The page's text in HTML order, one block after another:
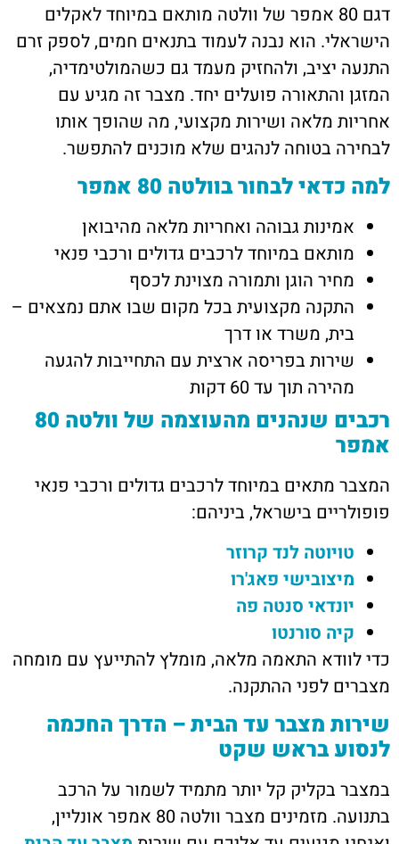
דגם 80 אמפר של וולטה מותאם במיוחד לאקלים
הישראלי. הוא נבנה לעמוד בתנאים חמים, לספק זרם
התנעה יציב, ולהחזיק מעמד גם כשהמולטימדיה,
המזגן והתאורה פועלים יחד. מצבר זה מגיע עם
אחריות מלאה ושירות מקצועי, מה שהופך אותו
לבחירה בטוחה לנהגים שלא מוכנים להתפשר.
למה כדאי לבחור בוולטה 80 אמפר
אמינות גבוהה ואחריות מלאה מהיבואן
מותאם במיוחד לרכבים גדולים ורכבי פנאי
מחיר הוגן ותמורה מצוינת לכסף
התקנה מקצועית בכל מקום שבו אתם נמצאים –
בית, משרד או דרך
שירות בפריסה ארצית עם התחייבות להגעה
מהירה תוך עד 60 דקות
רכבים שנהנים מהעוצמה של וולטה 80
אמפר
המצבר מתאים במיוחד לרכבים גדולים ורכבי פנאי
פופולריים בישראל, ביניהם:
טויוטה לנד קרוזר
מיצובישי פאג'רו
יונדאי סנטה פה
קיה סורנטו
כדי לוודא התאמה מלאה, מומלץ להתייעץ עם מומחה
מצברים לפני ההתקנה.
שירות מצבר עד הבית – הדרך החכמה
לנסוע בראש שקט
במצבר בקליק קל יותר מתמיד לשמור על הרכב
בתנועה. מזמינים מצבר וולטה 80 אמפר אונליין,